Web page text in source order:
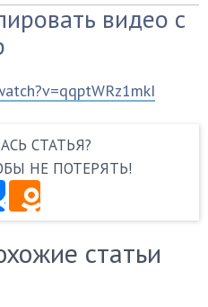
видео с
СТАТЬЯ?
НЕ ПОТЕРЯТЬ!
статьи